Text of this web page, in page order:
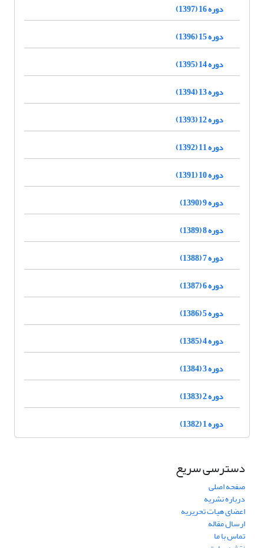
دوره 16 (1397)
دوره 15 (1396)
دوره 14 (1395)
دوره 13 (1394)
دوره 12 (1393)
دوره 11 (1392)
دوره 10 (1391)
دوره 9 (1390)
دوره 8 (1389)
دوره 7 (1388)
دوره 6 (1387)
دوره 5 (1386)
دوره 4 (1385)
دوره 3 (1384)
دوره 2 (1383)
دوره 1 (1382)
دسترسی سریع
صفحه اصلی
درباره نشریه
اعضای هیات تحریریه
ارسال مقاله
تماس با ما